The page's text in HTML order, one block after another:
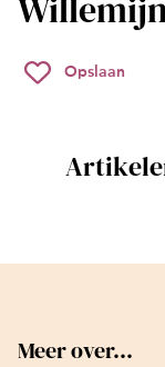
Opslaan
Meer over...